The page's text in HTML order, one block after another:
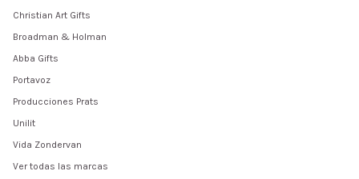
Christian Art Gifts
Broadman & Holman
Abba Gifts
Portavoz
Producciones Prats
Unilit
Vida Zondervan
Ver todas las marcas